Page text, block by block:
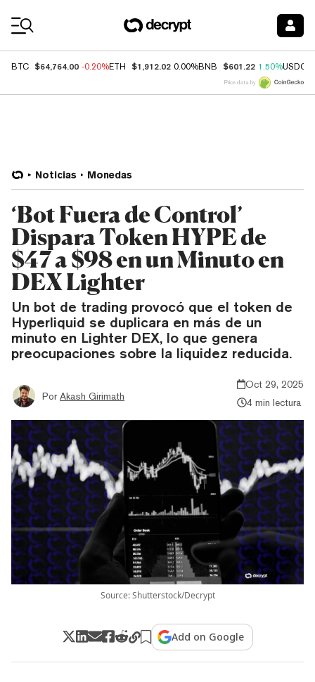
BTC $64,764.00 -0.20%ETH $1,912.02 0.00%BNB $601.22 1.50%USDC
Price data by
Noticias Monedas
‘Bot Fuera de Control’
Dispara Token HYPE de
$47 a $98 en un Minuto en
DEX Lighter
Un bot de trading provocó que el token de
Hyperliquid se duplicara en más de un
minuto en Lighter DEX, lo que genera
preocupaciones sobre la liquidez reducida.
Por Akash Girimath
Oct 29, 2025
4 min lectura
Source: Shutterstock/Decrypt
Add on Google